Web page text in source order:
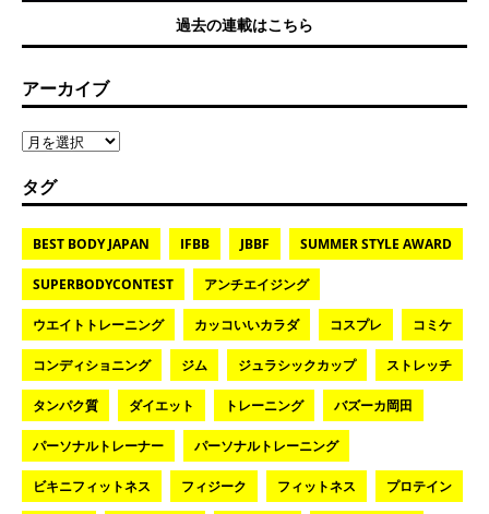
過去の連載はこちら
アーカイブ
タグ
BEST BODY JAPAN IFBB JBBF SUMMER STYLE AWARD
SUPERBODYCONTEST アンチエイジング
ウエイトトレーニング カッコいいカラダ コスプレ コミケ
コンディショニング ジム ジュラシックカップ ストレッチ
タンパク質 ダイエット トレーニング バズーカ岡田
パーソナルトレーナー パーソナルトレーニング
ビキニフィットネス フィジーク フィットネス プロテイン